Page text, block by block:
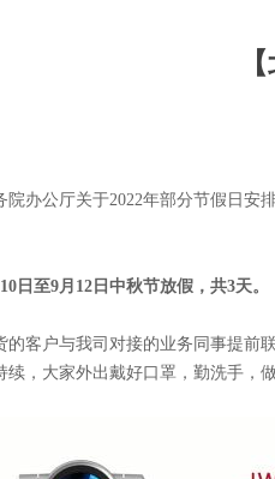
院办公厅关于2022年部分节假日安
10 日 至9月 12 日 中秋节放假，共3天。
的客户与我司对接的业务同事提前
续，大家外出戴好口罩，勤洗手，